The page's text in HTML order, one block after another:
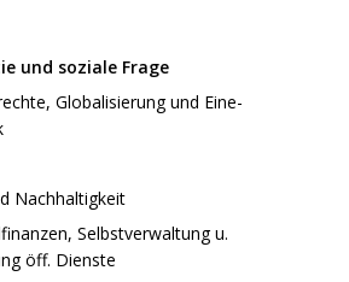
und soziale Frage
Globalisierung und Eine-
Nachhaltigkeit
Selbstverwaltung u.
öff. Dienste